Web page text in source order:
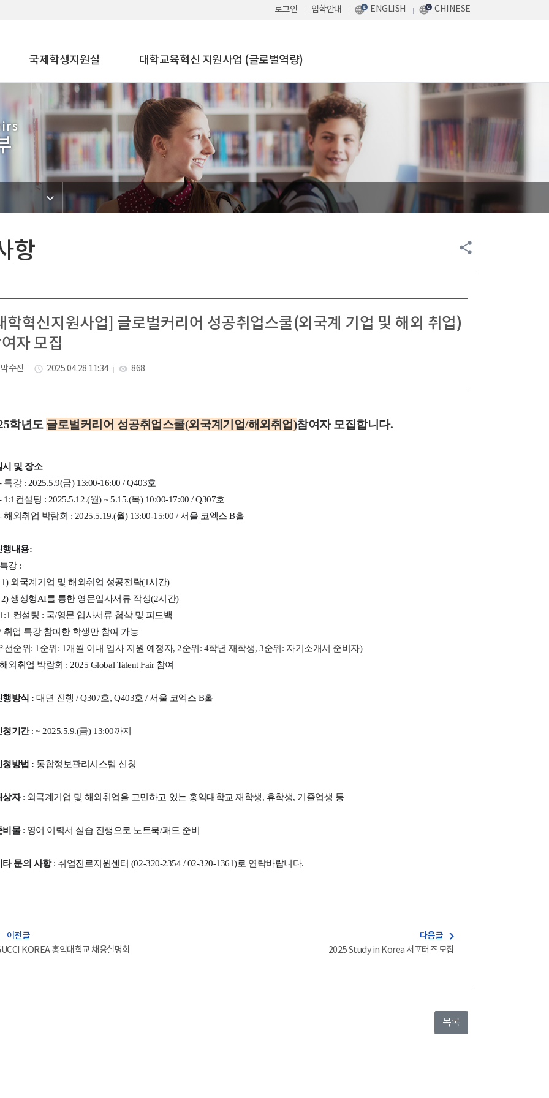
로그인 입학안내 ENGLISH CHINESE
국제학생지원실 대학교육혁신 지원사업 (글로벌역량)
항 share
학혁신지원사업] 글로벌커리어 성공취업스쿨(외국계 기업 및 해외 취업)
자 모집
박수진 access_time 2025.04.28 11:34 visibility 868
학년도 글로벌커리어 성공취업스쿨(외국계기업/해외취업)참여자 모집합니다.
시 및 장소
특강 : 2025.5.9(금) 13:00-16:00 / Q403호
컨설팅 : 2025.5.12.(월) ~ 5.15.(목) 10:00-17:00 / Q307호
해외취업 박람회 : 2025.5.19.(월) 13:00-15:00 / 서울 코엑스 B홀
행내용:
특강 :
외국계기업 및 해외취업 성공전략(1시간)
생성형AI를 통한 영문입사서류 작성(2시간)
컨설팅 : 국/영문 입사서류 첨삭 및 피드백
취업 특강 참여한 학생만 참여 가능
선순위: 1순위: 1개월 이내 입사 지원 예정자, 2순위: 4학년 재학생, 3순위: 자기소개서 준비자)
해외취업 박람회 : 2025 Global Talent Fair 참여
행방식 :대면 진행 / Q307호, Q403호 / 서울 코엑스 B홀
청기간: ~ 2025.5.9.(금) 13:00까지
청방법 : 통합정보관리시스템 신청
상자: 외국계기업 및 해외취업을 고민하고 있는 홍익대학교 재학생, 휴학생, 기졸업생 등
비물: 영어 이력서 실습 진행으로 노트북/패드 준비
타 문의 사항: 취업진로지원센터 (02-320-2354 / 02-320-1361)로 연락바랍니다.
이전글
KOREA 홍익대학교 채용설명회
다음글 navigate_next
2025 Study in Korea 서포터즈 모집
목록